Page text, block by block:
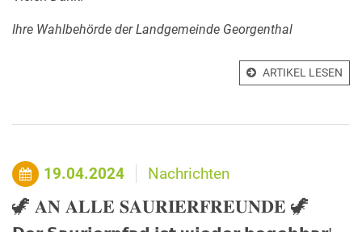
Ihre Wahlbehörde der Landgemeinde Georgenthal
ARTIKEL LESEN
19.04.2024 Nachrichten
🦖 𝐀𝐍 𝐀𝐋𝐋𝐄 𝐒𝐀𝐔𝐑𝐈𝐄𝐑𝐅𝐑𝐄𝐔𝐍𝐃𝐄 🦖